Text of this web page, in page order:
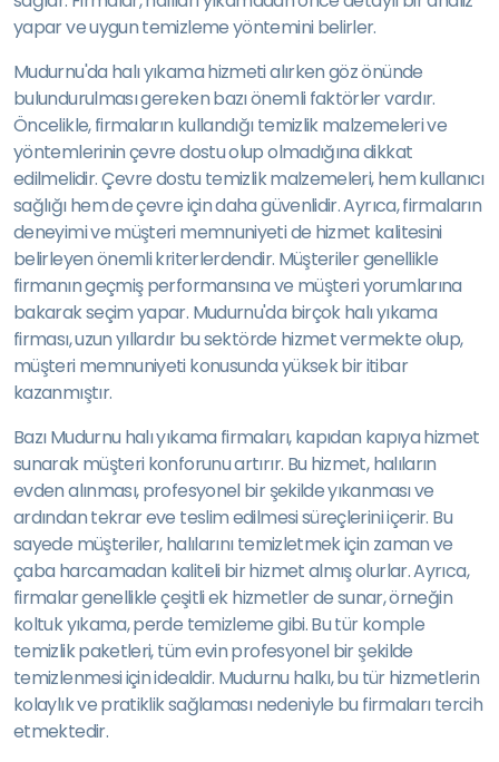
yapar ve uygun temizleme yöntemini belirler.
Mudurnu'da halı yıkama hizmeti alırken göz önünde
bulundurulması gereken bazı önemli faktörler vardır.
Öncelikle, firmaların kullandığı temizlik malzemeleri ve
yöntemlerinin çevre dostu olup olmadığına dikkat
edilmelidir. Çevre dostu temizlik malzemeleri, hem kullanıcı
sağlığı hem de çevre için daha güvenlidir. Ayrıca, firmaların
deneyimi ve müşteri memnuniyeti de hizmet kalitesini
belirleyen önemli kriterlerdendir. Müşteriler genellikle
firmanın geçmiş performansına ve müşteri yorumlarına
bakarak seçim yapar. Mudurnu'da birçok halı yıkama
firması, uzun yıllardır bu sektörde hizmet vermekte olup,
müşteri memnuniyeti konusunda yüksek bir itibar
kazanmıştır.
Bazı Mudurnu halı yıkama firmaları, kapıdan kapıya hizmet
sunarak müşteri konforunu artırır. Bu hizmet, halıların
evden alınması, profesyonel bir şekilde yıkanması ve
ardından tekrar eve teslim edilmesi süreçlerini içerir. Bu
sayede müşteriler, halılarını temizletmek için zaman ve
çaba harcamadan kaliteli bir hizmet almış olurlar. Ayrıca,
firmalar genellikle çeşitli ek hizmetler de sunar, örneğin
koltuk yıkama, perde temizleme gibi. Bu tür komple
temizlik paketleri, tüm evin profesyonel bir şekilde
temizlenmesi için idealdir. Mudurnu halkı, bu tür hizmetlerin
kolaylık ve pratiklik sağlaması nedeniyle bu firmaları tercih
etmektedir.